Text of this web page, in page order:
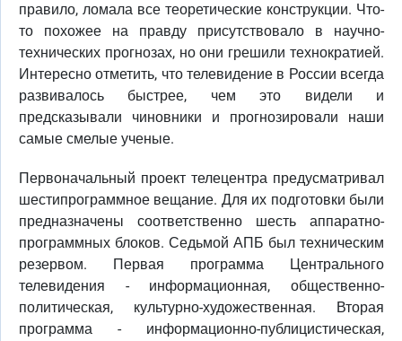
правило, ломала все теоретические конструкции. Что-
то похожее на правду присутствовало в научно-
технических прогнозах, но они грешили технократией.
Интересно отметить, что телевидение в России всегда
развивалось быстрее, чем это видели и
предсказывали чиновники и прогнозировали наши
самые смелые ученые.
Первоначальный проект телецентра предусматривал
шестипрограммное вещание. Для их подготовки были
предназначены соответственно шесть аппаратно-
программных блоков. Седьмой АПБ был техническим
резервом. Первая программа Центрального
телевидения - информационная, общественно-
политическая, культурно-художественная. Вторая
программа - информационно-публицистическая,